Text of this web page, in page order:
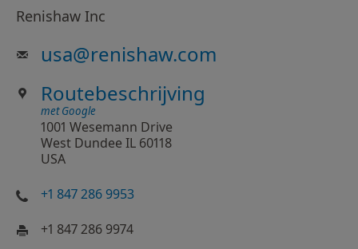
Renishaw Inc
usa@renishaw.com
Routebeschrijving
met Google
1001 Wesemann Drive
West Dundee IL 60118
USA
+1 847 286 9953
+1 847 286 9974